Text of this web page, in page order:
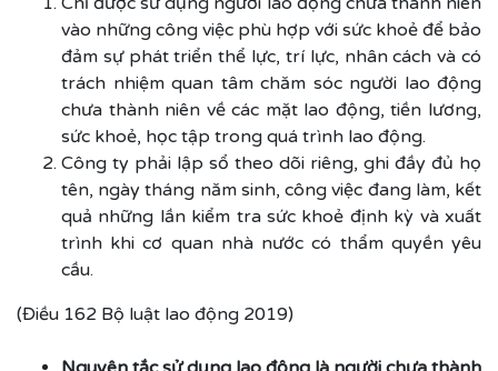
vào những công việc phù hợp với sức khoẻ để bảo
đảm sự phát triển thể lực, trí lực, nhân cách và có
trách nhiệm quan tâm chăm sóc người lao động
chưa thành niên về các mặt lao động, tiền lương,
sức khoẻ, học tập trong quá trình lao động.
Công ty phải lập sổ theo dõi riêng, ghi đầy đủ họ
tên, ngày tháng năm sinh, công việc đang làm, kết
quả những lần kiểm tra sức khoẻ định kỳ và xuất
trình khi cơ quan nhà nước có thẩm quyền yêu
cầu.
(Điều 162 Bộ luật lao động 2019)